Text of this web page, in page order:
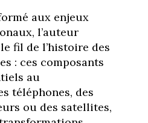
aux enjeux
l’auteur
fil de l’histoire des
: ces composants
au
téléphones, des
ou des satellites,